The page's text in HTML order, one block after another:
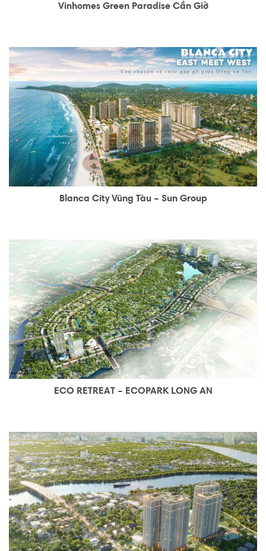
Vinhomes Green Paradise Cần Giờ
Blanca City Vũng Tàu – Sun Group
ECO RETREAT – ECOPARK LONG AN